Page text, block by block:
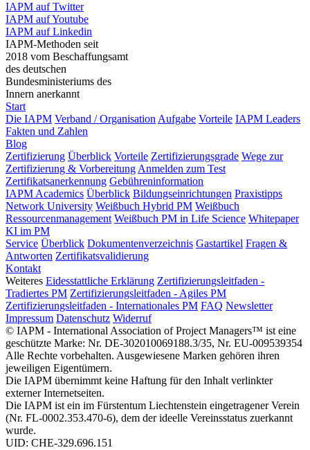
IAPM auf Twitter
IAPM auf Youtube
IAPM auf Linkedin
IAPM-Methoden seit
2018 vom Beschaffungsamt
des deutschen
Bundesministeriums des
Innern anerkannt
Start
Die IAPM Verband / Organisation Aufgabe Vorteile IAPM Leaders
Fakten und Zahlen
Blog
Zertifizierung Überblick Vorteile Zertifizierungsgrade Wege zur
Zertifizierung & Vorbereitung Anmelden zum Test
Zertifikatsanerkennung Gebühreninformation
IAPM Academics Überblick Bildungseinrichtungen Praxistipps
Network University Weißbuch Hybrid PM Weißbuch
Ressourcenmanagement Weißbuch PM in Life Science Whitepaper
KI im PM
Service Überblick Dokumentenverzeichnis Gastartikel Fragen &
Antworten Zertifikatsvalidierung
Kontakt
Weiteres Eidesstattliche Erklärung Zertifizierungsleitfaden -
Tradiertes PM Zertifizierungsleitfaden - Agiles PM
Zertifizierungsleitfaden - Internationales PM FAQ Newsletter
Impressum Datenschutz Widerruf
© IAPM - International Association of Project Managers™ ist eine
geschützte Marke: Nr. DE-302010069188.3/35, Nr. EU-009539354
Alle Rechte vorbehalten. Ausgewiesene Marken gehören ihren
jeweiligen Eigentümern.
Die IAPM übernimmt keine Haftung für den Inhalt verlinkter
externer Internetseiten.
Die IAPM ist ein im Fürstentum Liechtenstein eingetragener Verein
(Nr. FL-0002.353.470-6), dem der ideelle Vereinsstatus zuerkannt
wurde.
UID: CHE-329.696.151